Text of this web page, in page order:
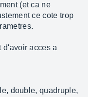
(et ca ne
ce cote trop
d'avoir acces a
double, quadruple,